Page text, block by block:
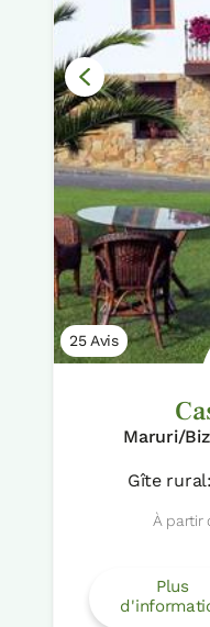
25 Avis
Maruri/
Gîte
À partir
Plus